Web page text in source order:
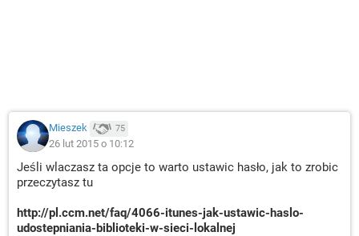
Mieszek 75
26 lut 2015 o 10:12
Jeśli wlaczasz ta opcje to warto ustawic hasło, jak to zrobic
przeczytasz tu
http://pl.ccm.net/faq/4066-itunes-jak-ustawic-haslo-
udostepniania-biblioteki-w-sieci-lokalnej